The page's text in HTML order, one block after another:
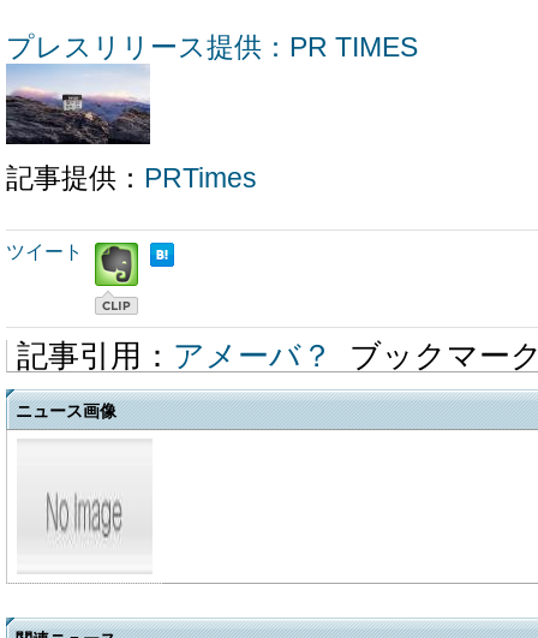
プレスリリース提供：PR TIMES
記事提供： PRTimes
ツイート
記事引用： アメーバ？ ブックマー
ニュース画像